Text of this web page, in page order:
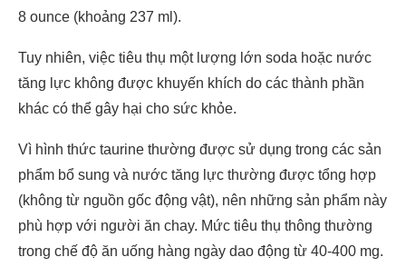
8 ounce (khoảng 237 ml).
Tuy nhiên, việc tiêu thụ một lượng lớn soda hoặc nước
tăng lực không được khuyến khích do các thành phần
khác có thể gây hại cho sức khỏe.
Vì hình thức taurine thường được sử dụng trong các sản
phẩm bổ sung và nước tăng lực thường được tổng hợp
(không từ nguồn gốc động vật), nên những sản phẩm này
phù hợp với người ăn chay. Mức tiêu thụ thông thường
trong chế độ ăn uống hàng ngày dao động từ 40-400 mg.